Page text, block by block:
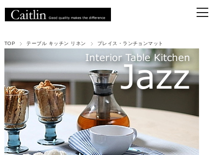
TOP テーブル キッチン リネン プレイス・ランチョンマット